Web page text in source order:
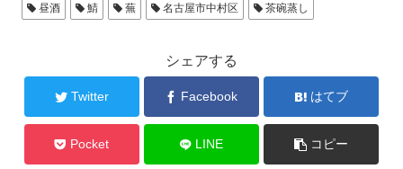
昼酒 鯖 蕪 名古屋市中村区 茶碗蒸し
シェアする
Twitter Facebook はてブ
Pocket LINE コピー